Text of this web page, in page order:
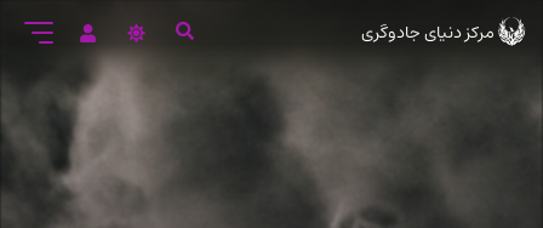
ورود
اصلی
مرکز دنیای جادوگری